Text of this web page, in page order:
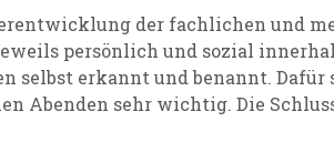
der fachlichen und
persönlich und sozial
selbst erkannt und benannt.
Abenden sehr wichtig. Die